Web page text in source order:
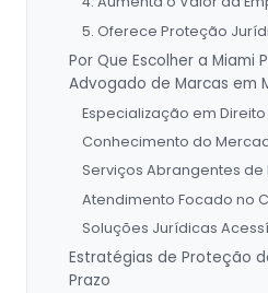
5. Oferece Proteção
Por Que Escolher a Miami
Advogado de Marcas em
Especialização em
Conhecimento do
Serviços Abrangentes de
Atendimento Focado no
Soluções Jurídicas
Estratégias de Proteção
Prazo